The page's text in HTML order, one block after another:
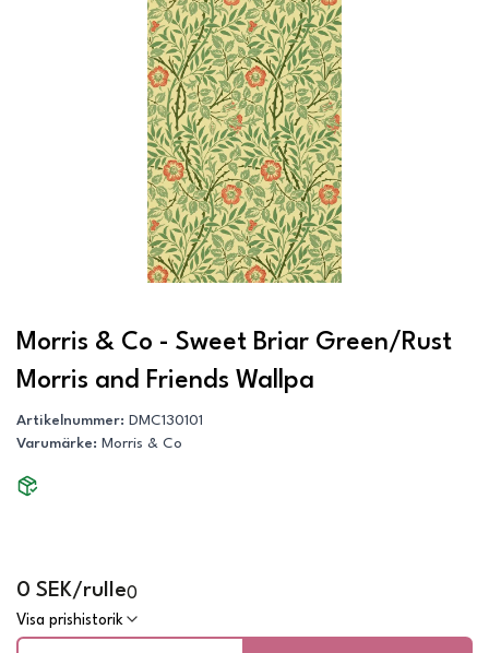
Morris & Co - Sweet Briar Green/Rust
Morris and Friends Wallpa
Artikelnummer: DMC130101
Varumärke: Morris & Co
0 SEK/rulle0
Visa prishistorik